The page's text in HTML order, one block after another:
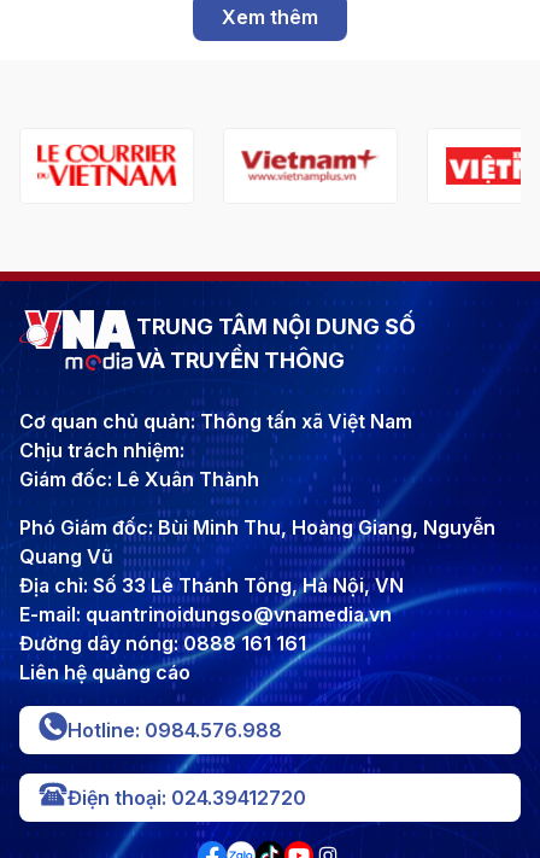
Xem thêm
TRUNG TÂM NỘI DUNG SỐ
VÀ TRUYỀN THÔNG
Cơ quan chủ quản: Thông tấn xã Việt Nam
Chịu trách nhiệm:
Giám đốc: Lê Xuân Thành
Phó Giám đốc: Bùi Minh Thu, Hoàng Giang, Nguyễn
Quang Vũ
Địa chỉ: Số 33 Lê Thánh Tông, Hà Nội, VN
E-mail: quantrinoidungso@vnamedia.vn
Đường dây nóng: 0888 161 161
Liên hệ quảng cáo
Hotline: 0984.576.988
Điện thoại: 024.39412720